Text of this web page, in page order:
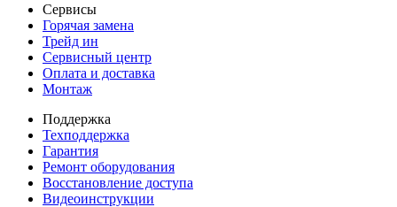
Сервисы
Горячая замена
Трейд ин
Сервисный центр
Оплата и доставка
Монтаж
Поддержка
Техподдержка
Гарантия
Ремонт оборудования
Восстановление доступа
Видеоинструкции